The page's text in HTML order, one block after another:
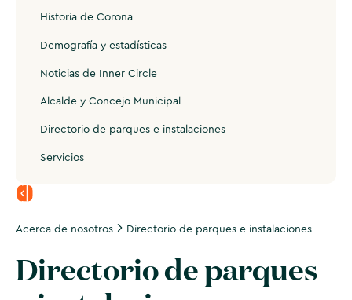
Historia de Corona
Demografía y estadísticas
Noticias de Inner Circle
Alcalde y Concejo Municipal
Directorio de parques e instalaciones
Servicios
Acerca de nosotros Directorio de parques e instalaciones
Directorio de parques